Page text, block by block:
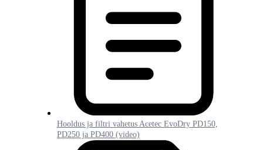
Hooldus ja filtri vahetus Acetec EvoDry PD150,
PD250 ja PD400 (video)